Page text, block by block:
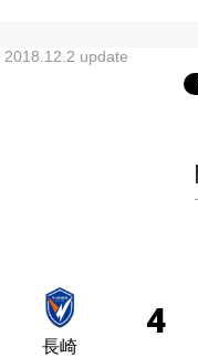
2018.12.2 update
4
長崎